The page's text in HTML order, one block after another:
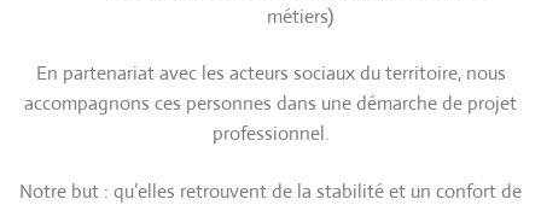
métiers)
En partenariat avec les acteurs sociaux du territoire, nous
accompagnons ces personnes dans une démarche de projet
professionnel.
Notre but : qu’elles retrouvent de la stabilité et un confort de